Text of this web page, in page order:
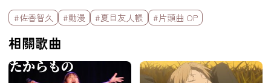
標籤欄
#佐香智久 #動漫 #夏目友人帳 #片頭曲 OP
相關歌曲